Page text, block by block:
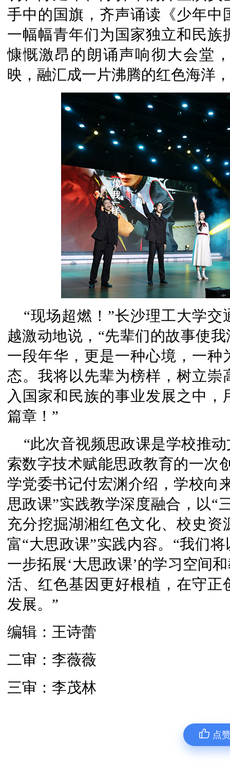
手中的国旗，齐声诵读《少年
一幅幅青年们为国家独立和民
慷慨激昂的朗诵声响彻大会堂
映，融汇成一片沸腾的红色海洋
“现场超燃！”长沙理工大学
越激动地说，“先辈们的故事使
一段年华，更是一种心境，一
态。我将以先辈为榜样，树立
入国家和民族的事业发展之中
篇章！”
“此次音视频思政课是学校推
索数字技术赋能思政教育的一次
学党委书记付宏渊介绍，学校向
思政课”实践教学深度融合，以“
充分挖掘湖湘红色文化、校史
富“大思政课”实践内容。“我们
一步拓展‘大思政课’的学习空间
活、红色基因更好根植，在守
发展。”
编辑：王诗蕾
二审：李薇薇
三审：李茂林
点